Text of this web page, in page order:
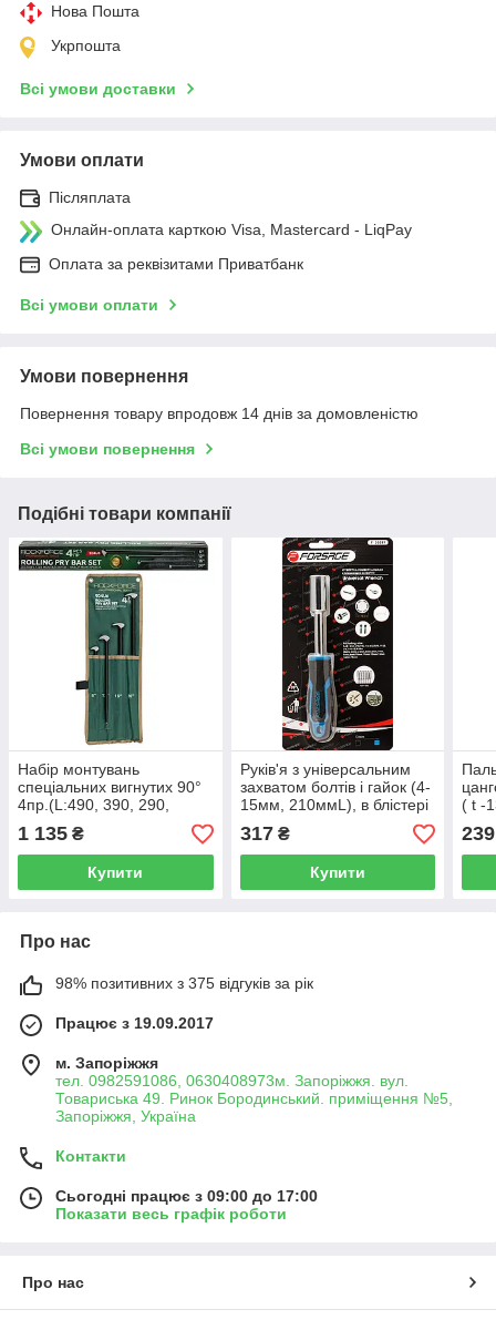
Нова Пошта
Укрпошта
Всі умови доставки
Умови оплати
Післяплата
Онлайн-оплата карткою Visa, Mastercard - LiqPay
Оплата за реквізитами Приватбанк
Всі умови оплати
Умови повернення
Повернення товару впродовж 14 днів за домовленістю
Всі умови повернення
Подібні товари компанії
Набір монтувань
спеціальних вигнутих 90°
4пр.(L:490, 390, 290,
150мм),в блістері
ROCKFORCE RF-904U6
1 135 ₴
Купити
Руків'я з універсальним
захватом болтів і гайок (4-
15мм, 210ммL), в блістері
Forsage F-30381
317₴
Купити
( t -
239
Про нас
98% позитивних з 375 відгуків за рік
Працює з 19.09.2017
м. Запоріжжя
тел. 0982591086, 0630408973м. Запоріжжя. вул.
Товариська 49. Ринок Бородинський. приміщення №5,
Запоріжжя, Україна
Контакти
Сьогодні працює з 09:00 до 17:00
Показати весь графік роботи
Про нас